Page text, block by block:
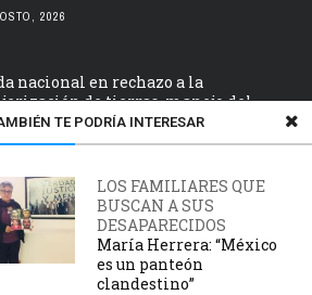
TE PODRÍA INTERESAR
LOS FAMILIARES QUE
BUSCAN A SUS
DESAPARECIDOS
María Herrera: “México
es un panteón
clandestino”
2026
nacional en rechazo a la
de tierras, manejo del
desalojos
2026
AMIGAS